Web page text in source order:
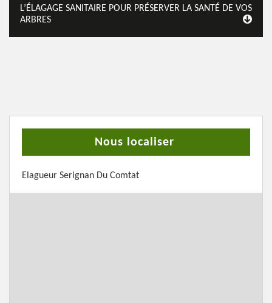
L’ÉLAGAGE SANITAIRE POUR PRÉSERVER LA SANTÉ DE VOS
ARBRES
Nous localiser
Elagueur Serignan Du Comtat